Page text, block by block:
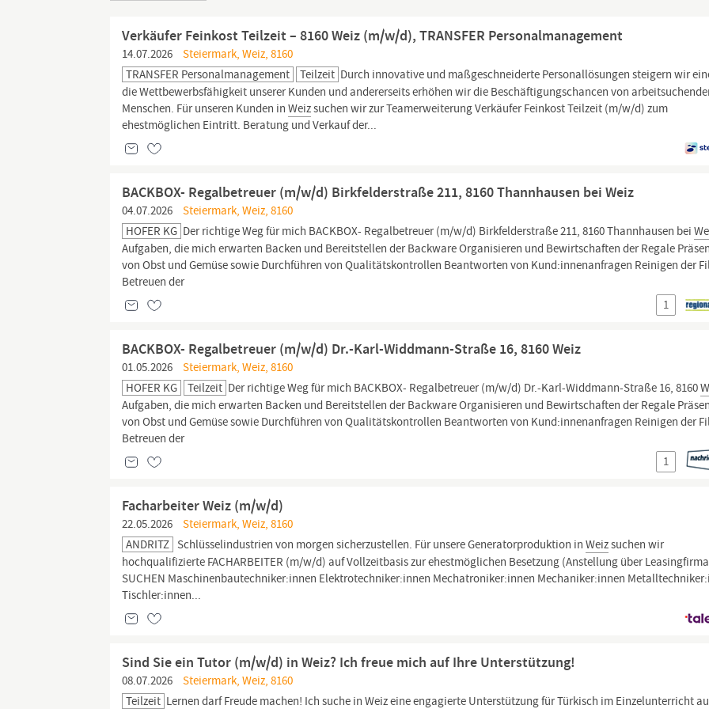
Verkäufer Feinkost Teilzeit – 8160 Weiz (m/w/d), TRANSFER Personalmanagement
14.07.2026
Steiermark, Weiz, 8160
TRANSFER Personalmanagement
Teilzeit Durch innovative und maßgeschneiderte Personallösungen steigern wir
die Wettbewerbsfähigkeit unserer Kunden und andererseits erhöhen wir die Beschäftigungschancen von
Menschen. Für unseren Kunden inWeizsuchen wir zur Teamerweiterung Verkäufer Feinkost Teilzeit (m/w/d) zum
ehestmöglichen Eintritt. Beratung und Verkauf der...
BACKBOX- Regalbetreuer (m/w/d) Birkfelderstraße 211, 8160 Thannhausen bei Weiz
04.07.2026
Steiermark, Weiz, 8160
HOFER KG Der richtige Weg für mich BACKBOX- Regalbetreuer (m/w/d) Birkfelderstraße 211, 8160 Thannhausen bei
Aufgaben, die mich erwarten Backen und Bereitstellen der Backware Organisieren und Bewirtschaften der Regale
von Obst und Gemüse sowie Durchführen von Qualitätskontrollen Beantworten von Kund:innenanfragen Reinigen der
Betreuen der
1
BACKBOX- Regalbetreuer (m/w/d) Dr.-Karl-Widdmann-Straße 16, 8160 Weiz
01.05.2026
Steiermark, Weiz, 8160
HOFER KG
Teilzeit Der richtige Weg für mich BACKBOX- Regalbetreuer (m/w/d) Dr.-Karl-Widdmann-Straße 16, 8160
Aufgaben, die mich erwarten Backen und Bereitstellen der Backware Organisieren und Bewirtschaften der Regale
von Obst und Gemüse sowie Durchführen von Qualitätskontrollen Beantworten von Kund:innenanfragen Reinigen der
Betreuen der
1
Facharbeiter Weiz (m/w/d)
22.05.2026
Steiermark, Weiz, 8160
ANDRITZ Schlüsselindustrien von morgen sicherzustellen. Für unsere Generatorproduktion inWeizsuchen wir
hochqualifizierte FACHARBEITER (m/w/d) auf Vollzeitbasis zur ehestmöglichen Besetzung (Anstellung über
SUCHEN Maschinenbautechniker:innen Elektrotechniker:innen Mechatroniker:innen Mechaniker:innen
Tischler:innen...
Sind Sie ein Tutor (m/w/d) in Weiz? Ich freue mich auf Ihre Unterstützung!
08.07.2026
Steiermark, Weiz, 8160
Teilzeit Lernen darf Freude machen! Ich suche inWeizeine engagierte Unterstützung für Türkisch im Einzelunterricht